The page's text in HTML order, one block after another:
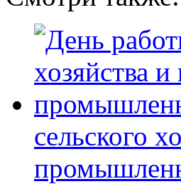
сельского